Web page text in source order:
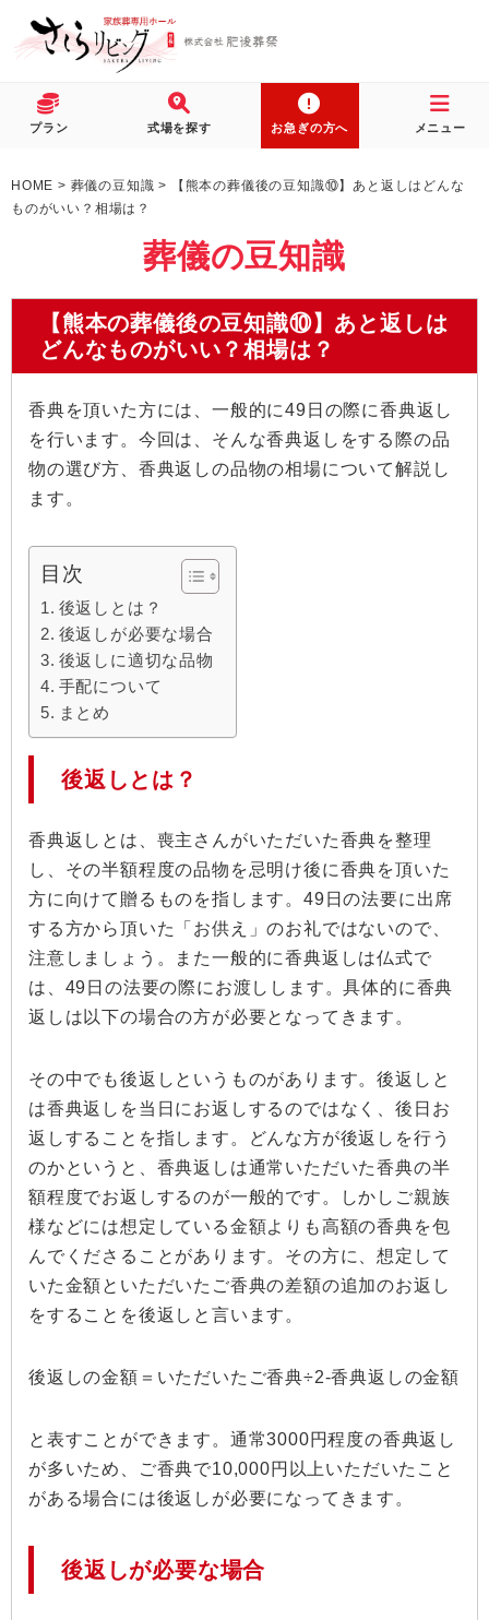
プラン 式場を探す お急ぎの方へ メニュー
HOME > 葬儀の豆知識 >
【熊本の葬儀後の豆知識⑩】あと返しはどんな
ものがいい？相場は？
葬儀の豆知識
【熊本の葬儀後の豆知識⑩】あと返しは
どんなものがいい？相場は？
香典を頂いた方には、一般的に49日の際に香典返し
を行います。今回は、そんな香典返しをする際の品
物の選び方、香典返しの品物の相場について解説し
ます。
目次
後返しとは？
後返しが必要な場合
後返しに適切な品物
手配について
まとめ
後返しとは？
香典返しとは、喪主さんがいただいた香典を整理
し、その半額程度の品物を忌明け後に香典を頂いた
方に向けて贈るものを指します。49日の法要に出席
する方から頂いた「お供え」のお礼ではないので、
注意しましょう。また一般的に香典返しは仏式で
は、49日の法要の際にお渡しします。具体的に香典
返しは以下の場合の方が必要となってきます。
その中でも後返しというものがあります。後返しと
は香典返しを当日にお返しするのではなく、後日お
返しすることを指します。どんな方が後返しを行う
のかというと、香典返しは通常いただいた香典の半
額程度でお返しするのが一般的です。しかしご親族
様などには想定している金額よりも高額の香典を包
んでくださることがあります。その方に、想定して
いた金額といただいたご香典の差額の追加のお返し
をすることを後返しと言います。
後返しの金額＝いただいたご香典÷2-香典返しの金額
と表すことができます。通常3000円程度の香典返し
が多いため、ご香典で10,000円以上いただいたこと
がある場合には後返しが必要になってきます。
後返しが必要な場合